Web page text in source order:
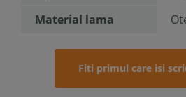
Material lama
Fiti primul care isi